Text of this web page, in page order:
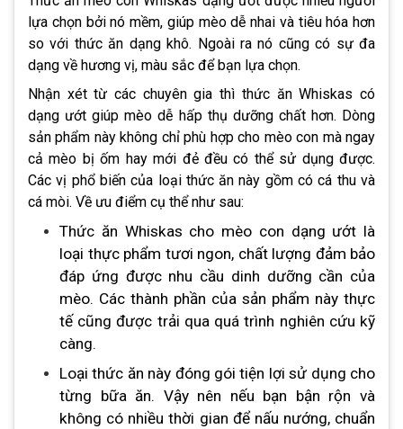
lựa chọn bởi nó mềm, giúp mèo dễ nhai và tiêu hóa hơn
so với thức ăn dạng khô. Ngoài ra nó cũng có sự đa
dạng về hương vị, màu sắc để bạn lựa chọn.
Nhận xét từ các chuyên gia thì thức ăn Whiskas có
dạng ướt giúp mèo dễ hấp thụ dưỡng chất hơn. Dòng
sản phẩm này không chỉ phù hợp cho mèo con mà ngay
cả mèo bị ốm hay mới đẻ đều có thể sử dụng được.
Các vị phổ biến của loại thức ăn này gồm có cá thu và
cá mòi. Về ưu điểm cụ thể như sau:
Thức ăn Whiskas cho mèo con dạng ướt là
loại thực phẩm tươi ngon, chất lượng đảm bảo
đáp ứng được nhu cầu dinh dưỡng cần của
mèo. Các thành phần của sản phẩm này thực
tế cũng được trải qua quá trình nghiên cứu kỹ
càng.
Loại thức ăn này đóng gói tiện lợi sử dụng cho
từng bữa ăn. Vậy nên nếu bạn bận rộn và
không có nhiều thời gian để nấu nướng, chuẩn